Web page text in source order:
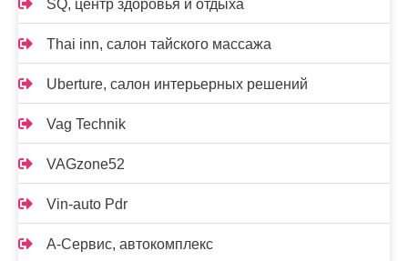
SQ, центр здоровья и отдыха
Thai inn, салон тайского массажа
Uberture, салон интерьерных решений
Vag Technik
VAGzone52
Vin-auto Pdr
А-Сервис, автокомплекс